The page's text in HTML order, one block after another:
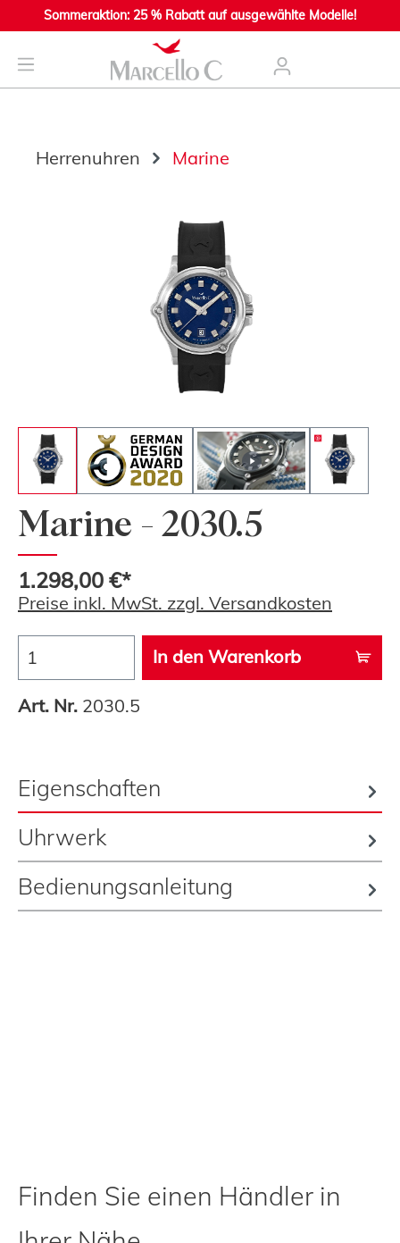
springen
Sommeraktion: 25 % Rabatt auf ausgewählte Modelle!
Herrenuhren Marine
Marine - 2030.5
1.298,00 €*
Preise inkl. MwSt. zzgl. Versandkosten
In den Warenkorb
Art. Nr. 2030.5
Eigenschaften
Uhrwerk
Bedienungsanleitung
Finden Sie einen Händler in